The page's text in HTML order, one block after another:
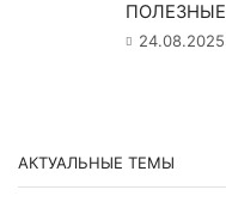
24.08.2025
АКТУАЛЬНЫЕ ТЕМЫ